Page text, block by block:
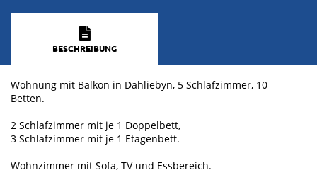
BESCHREIBUNG
Wohnung mit Balkon in Dähliebyn, 5 Schlafzimmer, 10
Betten.
2 Schlafzimmer mit je 1 Doppelbett,
3 Schlafzimmer mit je 1 Etagenbett.
Wohnzimmer mit Sofa, TV und Essbereich.